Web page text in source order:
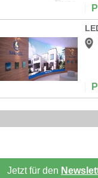
Jetzt für den